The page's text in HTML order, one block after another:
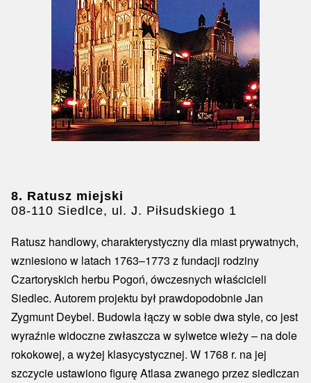
8. Ratusz miejski
08-110 Siedlce, ul. J. Piłsudskiego 1
Ratusz handlowy, charakterystyczny dla miast prywatnych,
wzniesiono w latach 1763–1773 z fundacji rodziny
Czartoryskich herbu Pogoń, ówczesnych właścicieli
Siedlec. Autorem projektu był prawdopodobnie Jan
Zygmunt Deybel. Budowla łączy w sobie dwa style, co jest
wyraźnie widoczne zwłaszcza w sylwetce wieży – na dole
rokokowej, a wyżej klasycystycznej. W 1768 r. na jej
szczycie ustawiono figurę Atlasa zwanego przez siedlczan